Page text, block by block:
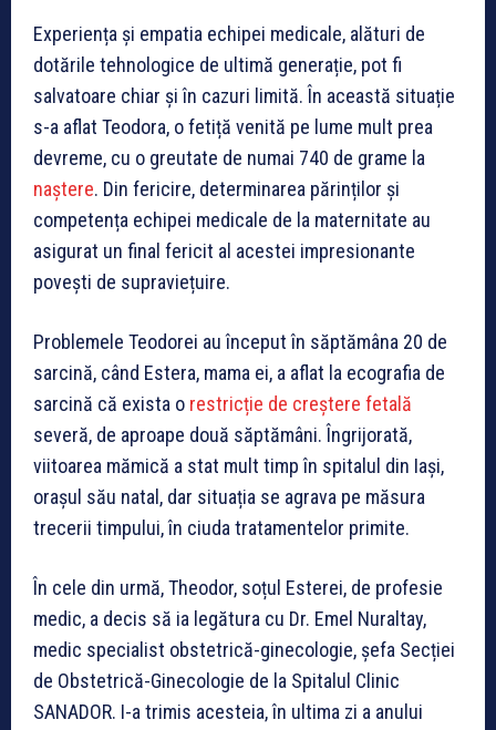
Experiența și empatia echipei medicale, alături de
dotările tehnologice de ultimă generație, pot fi
salvatoare chiar și în cazuri limită. În această situație
s-a aflat Teodora, o fetiță venită pe lume mult prea
devreme, cu o greutate de numai 740 de grame la
naștere. Din fericire, determinarea părinților și
competența echipei medicale de la maternitate au
asigurat un final fericit al acestei impresionante
povești de supraviețuire.
Problemele Teodorei au început în săptămâna 20 de
sarcină, când Estera, mama ei, a aflat la ecografia de
sarcină că exista o restricție de creștere fetală
severă, de aproape două săptămâni. Îngrijorată,
viitoarea mămică a stat mult timp în spitalul din Iași,
orașul său natal, dar situația se agrava pe măsura
trecerii timpului, în ciuda tratamentelor primite.
În cele din urmă, Theodor, soțul Esterei, de profesie
medic, a decis să ia legătura cu Dr. Emel Nuraltay,
medic specialist obstetrică-ginecologie, șefa Secției
de Obstetrică-Ginecologie de la Spitalul Clinic
SANADOR. I-a trimis acesteia, în ultima zi a anului